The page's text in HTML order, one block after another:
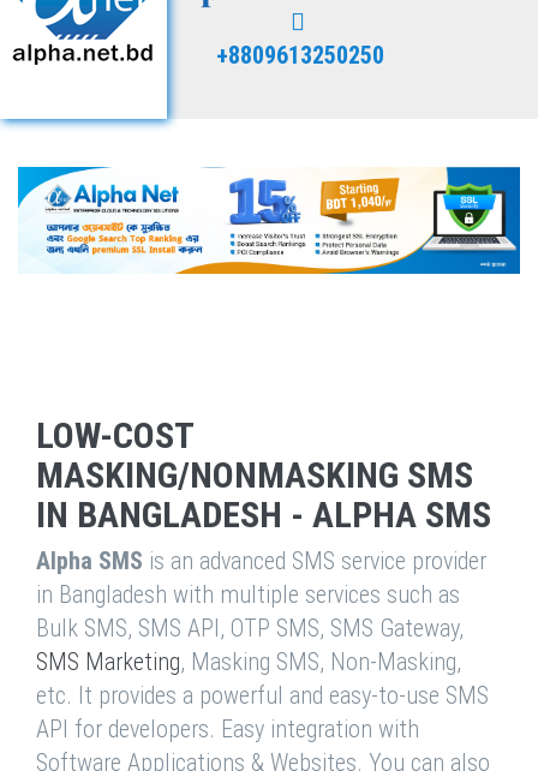
+8809613250250
LOW-COST
MASKING/NONMASKING SMS
IN BANGLADESH - ALPHA SMS
Alpha SMS is an advanced SMS service provider
in Bangladesh with multiple services such as
Bulk SMS, SMS API, OTP SMS, SMS Gateway,
SMS Marketing, Masking SMS, Non-Masking,
etc. It provides a powerful and easy-to-use SMS
API for developers. Easy integration with
Software Applications & Websites. You can also